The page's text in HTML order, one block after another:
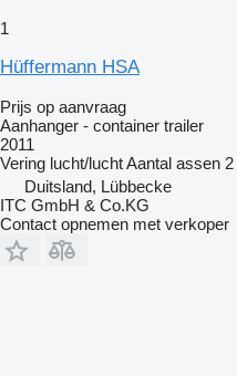
1
Hüffermann HSA
Prijs op aanvraag
Aanhanger - container trailer
2011
Vering lucht/luchtAantal assen 2
Duitsland, Lübbecke
ITC GmbH & Co.KG
Contact opnemen met verkoper